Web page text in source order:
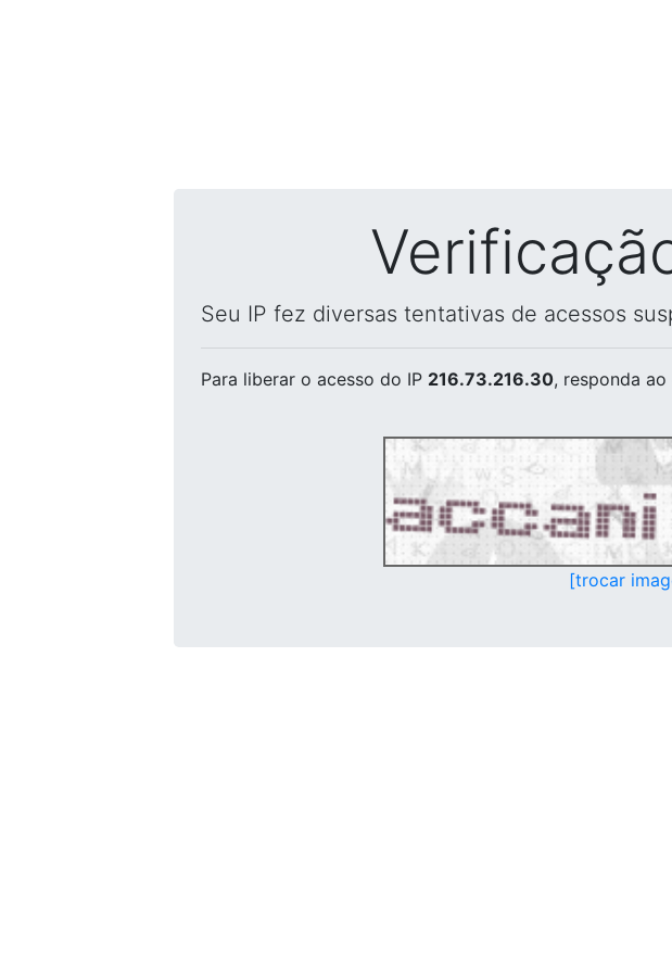
Seu IP fez diversas tentativas de acessos
Para liberar o acesso do IP 216.73.216.30, responda
[trocar